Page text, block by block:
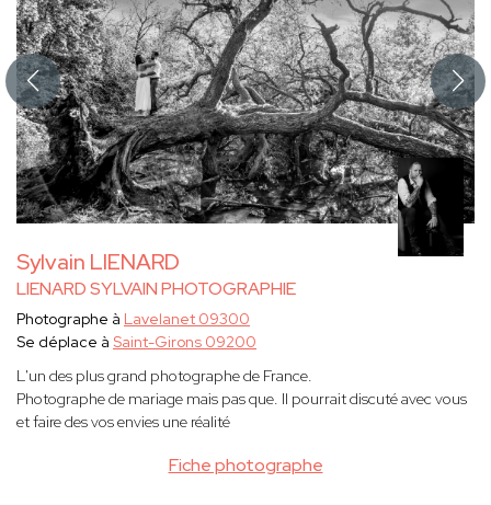
Sylvain LIENARD
LIENARD SYLVAIN PHOTOGRAPHIE
Fiche photographe
Photographe à Lavelanet 09300
Se déplace à Saint-Girons 09200
L'un des plus grand photographe de France.
Photographe de mariage mais pas que. Il pourrait discuté avec vous
et faire des vos envies une réalité